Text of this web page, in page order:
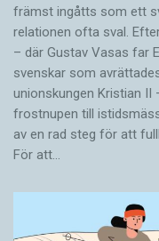
främst ingåtts som ett
rela­tionen ofta sval.
– där Gustav ­Vasas far
svenskar som
unionskungen Kristian II
frostnupen till
av en rad steg för att
För att…